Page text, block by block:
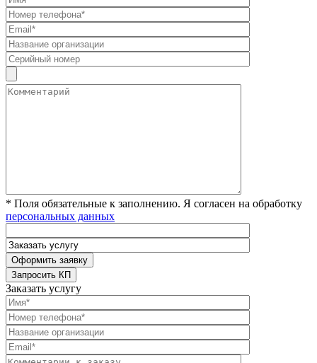
* Поля обязательные к заполнению. Я согласен на обработку
персональных данных
Заказать услугу